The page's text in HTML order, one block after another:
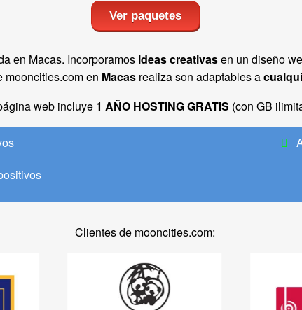
Ver paquetes
en Macas. Incorporamos ideas creativasen un diseño
en Macasrealiza son adaptables a
web incluye 1 AÑO HOSTING GRATIS (con GB
Clientes de mooncities.com: